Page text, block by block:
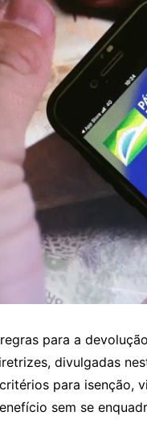
para a
divulgadas
para isenção,
sem se